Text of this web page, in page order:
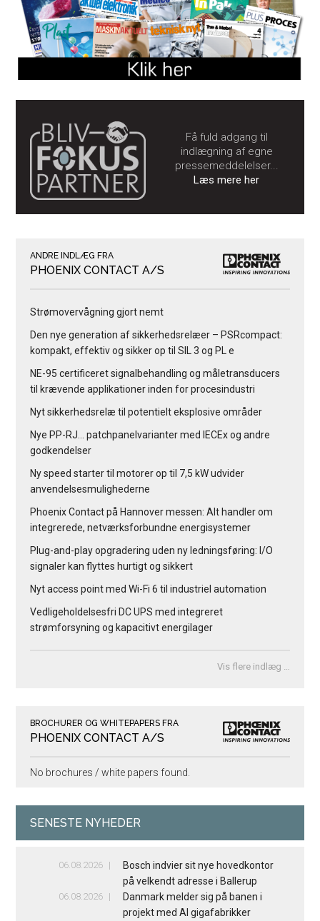
Få fuld adgang til
indlægning af egne
pressemeddelelser...
Læs mere her
ANDRE INDLÆG FRA
PHOENIX CONTACT A/S
Strømovervågning gjort nemt
Den nye generation af sikkerhedsrelæer – PSRcompact:
kompakt, effektiv og sikker op til SIL 3 og PL e
NE-95 certificeret signalbehandling og måletransducers
til krævende applikationer inden for procesindustri
Nyt sikkerhedsrelæ til potentielt eksplosive områder
Nye PP-RJ… patchpanelvarianter med IECEx og andre
godkendelser
Ny speed starter til motorer op til 7,5 kW udvider
anvendelsesmulighederne
Phoenix Contact på Hannover messen: Alt handler om
integrerede, netværksforbundne energisystemer
Plug-and-play opgradering uden ny ledningsføring: I/O
signaler kan flyttes hurtigt og sikkert
Nyt access point med Wi-Fi 6 til industriel automation
Vedligeholdelsesfri DC UPS med integreret
strømforsyning og kapacitivt energilager
Vis flere indlæg …
BROCHURER OG WHITEPAPERS FRA
PHOENIX CONTACT A/S
No brochures / white papers found.
SENESTE NYHEDER
06.08.2026
Bosch indvier sit nye hovedkontor
på velkendt adresse i Ballerup
06.08.2026
Danmark melder sig på banen i
projekt med AI gigafabrikker